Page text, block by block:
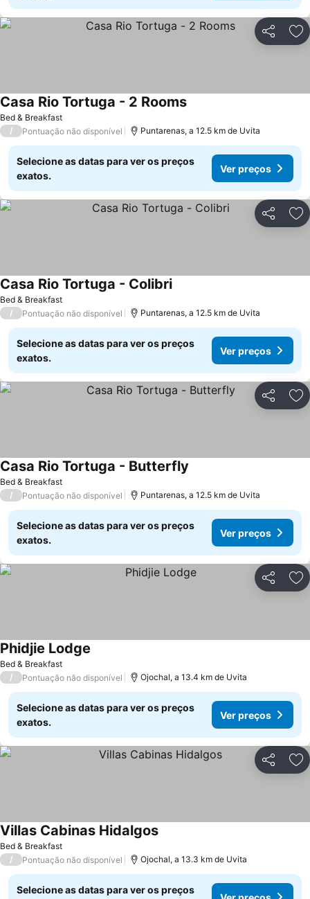
Partilhar
Bed & Breakfast
Casa Rio Tortuga - 2 Rooms
/ Pontuação não disponível Puntarenas, a 12.5 km de Uvita
Selecione as datas para ver os preços
exatos.
Ver preços
Partilhar
Bed & Breakfast
Casa Rio Tortuga - Colibri
/ Pontuação não disponível Puntarenas, a 12.5 km de Uvita
Selecione as datas para ver os preços
exatos.
Ver preços
Partilhar
Bed & Breakfast
Casa Rio Tortuga - Butterfly
/ Pontuação não disponível Puntarenas, a 12.5 km de Uvita
Selecione as datas para ver os preços
exatos.
Ver preços
Partilhar
Bed & Breakfast
Phidjie Lodge
/ Pontuação não disponível Ojochal, a 13.4 km de Uvita
Selecione as datas para ver os preços
exatos.
Ver preços
Partilhar
Bed & Breakfast
Villas Cabinas Hidalgos
/ Pontuação não disponível Ojochal, a 13.3 km de Uvita
Selecione as datas para ver os preços